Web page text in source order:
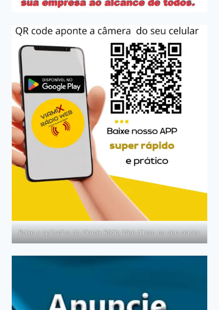
Baixe o aplicativo da Viamix Rádio Web direto no seu celular